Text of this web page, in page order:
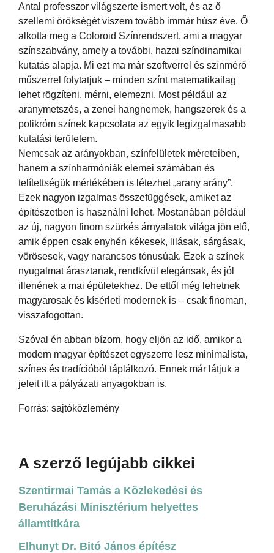
Antal professzor világszerte ismert volt, és az ő
szellemi örökségét viszem tovább immár húsz éve. Ő
alkotta meg a Coloroid Színrendszert, ami a magyar
színszabvány, amely a további, hazai színdinamikai
kutatás alapja. Mi ezt ma már szoftverrel és színmérő
műszerrel folytatjuk – minden színt matematikailag
lehet rögzíteni, mérni, elemezni. Most például az
aranymetszés, a zenei hangnemek, hangszerek és a
polikróm színek kapcsolata az egyik legizgalmasabb
kutatási területem.
Nemcsak az arányokban, színfelületek méreteiben,
hanem a színharmóniák elemei számában és
telítettségük mértékében is létezhet „arany arány”.
Ezek nagyon izgalmas összefüggések, amiket az
építészetben is használni lehet. Mostanában például
az új, nagyon finom szürkés árnyalatok világa jön elő,
amik éppen csak enyhén kékesek, lilásak, sárgásak,
vörösesek, vagy narancsos tónusúak. Ezek a színek
nyugalmat árasztanak, rendkívül elegánsak, és jól
illenének a mai épületekhez. De ettől még lehetnek
magyarosak és kísérleti modernek is – csak finoman,
visszafogottan.
Szóval én abban bízom, hogy eljön az idő, amikor a
modern magyar építészet egyszerre lesz minimalista,
színes és tradícióból táplálkozó. Ennek már látjuk a
jeleit itt a pályázati anyagokban is.
Forrás: sajtóközlemény
A szerző legújabb cikkei
Szentirmai Tamás a Közlekedési és
Beruházási Minisztérium helyettes
államtitkára
Elhunyt Dr. Bitó János építész